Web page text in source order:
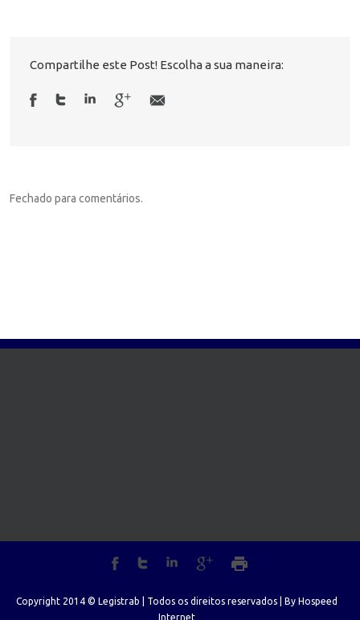
Compartilhe este Post! Escolha a sua maneira:
Fechado para comentários.
Copyright 2014 © Legistrab | Todos os direitos reservados | By Hospeed
Internet